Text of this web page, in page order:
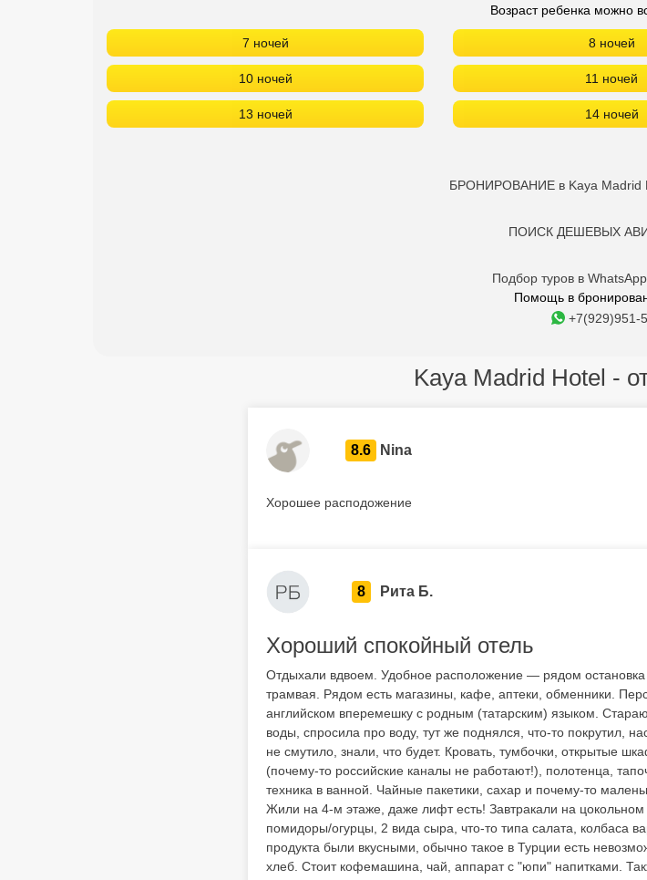
Возраст ребенка можно
7 ночей 8 ночей
10 ночей 11 ночей
13 ночей 14 ночей
БРОНИРОВАНИЕ в Kaya Madrid
ПОИСК ДЕШЕВЫХ
Подбор туров в
Помощь в
+7(929)951-
Kaya Madrid Hotel -
8.6 Nina
Хорошее расподожение
8 Рита Б.
Хороший спокойный отель
Отдыхали вдвоем. Удобное расположение — рядом остановка
трамвая. Рядом есть магазины, кафе, аптеки, обменники.
английском вперемешку с родным (татарским) языком.
воды, спросила про воду, тут же поднялся, что-то покрутил,
не смутило, знали, что будет. Кровать, тумбочки, открытые
(почему-то российские каналы не работают!), полотенца,
техника в ванной. Чайные пакетики, сахар и почему-то
Жили на 4‑м этаже, даже лифт есть! Завтракали на
помидоры/огурцы, 2 вида сыра, что-то типа салата, колбаса
продукта были вкусными, обычно такое в Турции есть
хлеб. Стоит кофемашина, чай, аппарат с "юпи" напитками.